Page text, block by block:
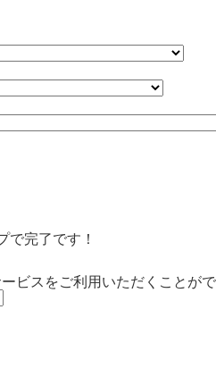
で完了です！
ビスをご利用いただくことがで